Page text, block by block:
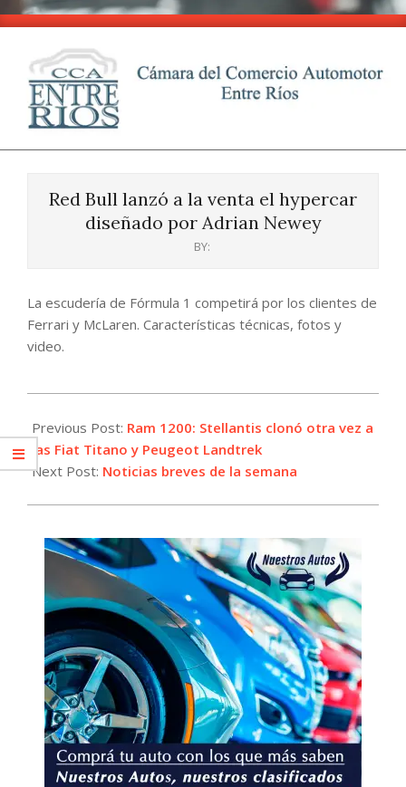
Skip
content
CCA
Entre
Red Bull lanzó a la venta el hypercar
diseñado por Adrian Newey
BY:
La escudería de Fórmula 1 competirá por los clientes de
Ferrari y McLaren. Características técnicas, fotos y
video.
07-
12
Previous Post: Ram 1200: Stellantis clonó otra vez a
las Fiat Titano y Peugeot Landtrek
Next Post: Noticias breves de la semana